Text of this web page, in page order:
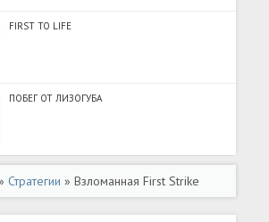
FIRST TO LIFE
ПОБЕГ ОТ ЛИЗОГУБА
Стратегии » Взломанная First Strike
Много монет] - полная версия apk